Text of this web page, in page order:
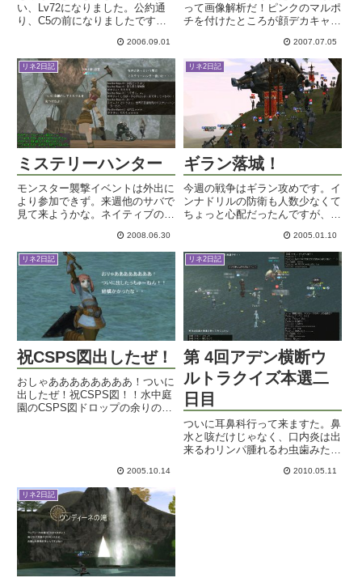
い、Lv72になりました。公約通
り、C5の前になりましたです
が。Lv72以上のクエがあったら
いいなあ・ｗ・毎日1ENDしつつ
も、なんとかコツコツレベル上が
っております。Lv72になって...
2006.09.01
って画像解析だ！ピンクのマルポ
チを付けたところが顔デカキャラ
いヤツとかわかんねーよ・・ｗと
りあえずこれで15ってことで！
訂正修正指摘などなどお待ちして
おります。コレ信じてプレゼン
2007.07.05
リネ2日記
ミステリーハンター
モンスター襲撃イベントは外出に
より参加できず。来週他のサバで
見て来ようかな。ネイティブのお
うやくドラコにフォカが付きまし
た！というかドワコが私のドラコ
＋アデナとフォカ付きドラコを交
換してくれたので、超ラッキー
♪...
2008.06.30
リネ2日記
ギラン落城！
今週の戦争はギラン攻めです。イ
ンナドリルの防衛も人数少なくて
ちょっと心配だったんですが、開
すね。強いなあ。開始直前。敵勢
が私達の陣地と城壁の間に割って
はいるように移動してきました。
この辺のフォーメーションの動
き...
2005.01.10
リネ2日記
祝CSPS図出したぜ！
おしゃああああああああ！ついに
出したぜ！祝CSPS図！！水中庭
園のCSPS図ドロップの余りの出
く用事ができたので、スポモ...
2005.10.14
リネ2日記
第 4回アデン横断ウ
ルトラクイズ本選二
日目
ついに耳鼻科行って来ますた。鼻
水と咳だけじゃなく、口内炎は出
来るわリンパ腫れるわ虫歯みたい
に不快なのであります。医者いわ
2010.05.11
リネ2日記